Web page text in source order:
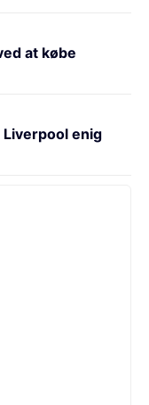
at købe
Liverpool enig